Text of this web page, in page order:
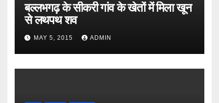
बल्लभगढ़ के सीकरी गांव के खेतों में मिला खून
से लथपथ शव
MAY 5, 2015 ADMIN